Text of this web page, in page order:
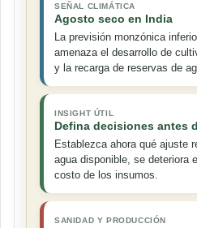
SEÑAL CLIMÁTICA
Agosto seco en India
La previsión monzónica
amenaza el desarrollo de
y la recarga de reservas de
INSIGHT ÚTIL
Defina decisiones antes
Establezca ahora qué ajuste
agua disponible, se deteriora
costo de los insumos.
SANIDAD Y PRODUCCIÓN